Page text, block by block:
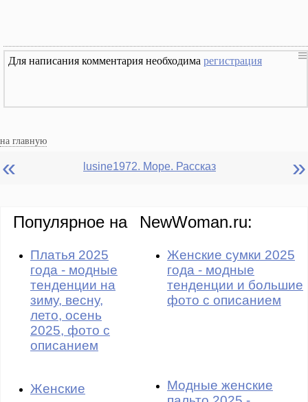
Для написания комментария необходима регистрация
на главную
« lusine1972. Море. Рассказ »
Популярное на NewWoman.ru:
Платья 2025
года - модные
тенденции на
зиму, весну,
лето, осень
2025, фото с
описанием
Женские сумки 2025
года - модные
тенденции и большие
фото с описанием
Женские
Модные женские